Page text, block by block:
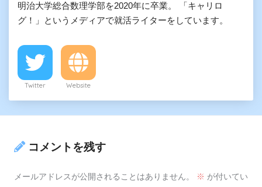
明治大学総合数理学部を2020年に卒業。 「キャリロ
グ！」というメディアで就活ライターをしています。
Twitter Website
コメントを残す
メールアドレスが公開されることはありません。 ※ が付いてい